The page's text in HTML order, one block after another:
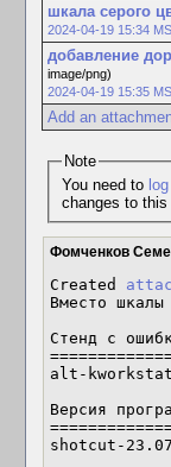
шкала серого
2024-04-19 15:34
добавление
image/png)
2024-04-19 15:35
Add an
Note
You need to
changes to this
Фомченков
Created
Вместо
Стенд с
alt-
Версия
shotcut-